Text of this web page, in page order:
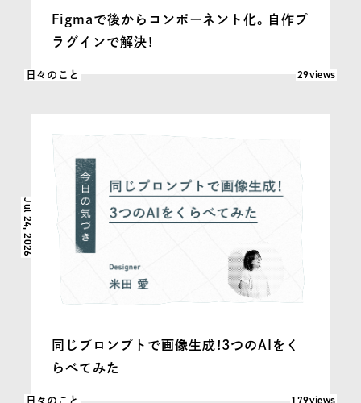
Figmaで後からコンポーネント化。自作プ
ラグインで解決！
日々のこと 閲覧数: 29
29views
Jul 24, 2026
同じプロンプトで画像生成！3つのAIをく
らべてみた
日々のこと 閲覧数: 179
179views